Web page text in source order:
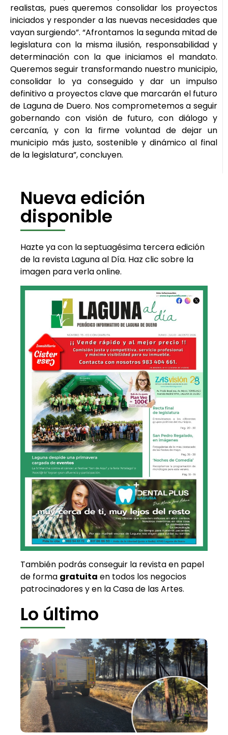
realistas, pues queremos consolidar los proyectos
iniciados y responder a las nuevas necesidades que
vayan surgiendo”. “Afrontamos la segunda mitad de
legislatura con la misma ilusión, responsabilidad y
determinación con la que iniciamos el mandato.
Queremos seguir transformando nuestro municipio,
consolidar lo ya conseguido y dar un impulso
definitivo a proyectos clave que marcarán el futuro
de Laguna de Duero. Nos comprometemos a seguir
gobernando con visión de futuro, con diálogo y
cercanía, y con la firme voluntad de dejar un
municipio más justo, sostenible y dinámico al final
de la legislatura”, concluyen.
Nueva edición
disponible
Hazte ya con la septuagésima tercera edición
de la revista Laguna al Día. Haz clic sobre la
imagen para verla online.
También podrás conseguir la revista en papel
de forma gratuita en todos los negocios
patrocinadores y en la Casa de las Artes.
Lo último